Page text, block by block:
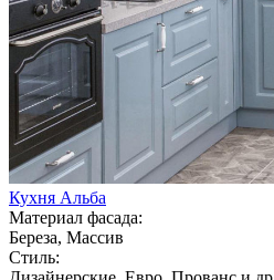
Кухня Альба
Материал фасада:
Береза, Массив
Стиль: